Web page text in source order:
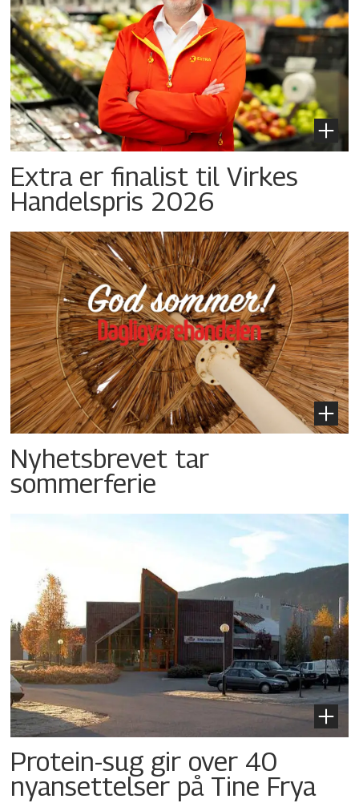
Extra er finalist til Virkes
Handelspris 2026
Nyhetsbrevet tar
sommerferie
Protein-sug gir over 40
nyansettelser på Tine Frya